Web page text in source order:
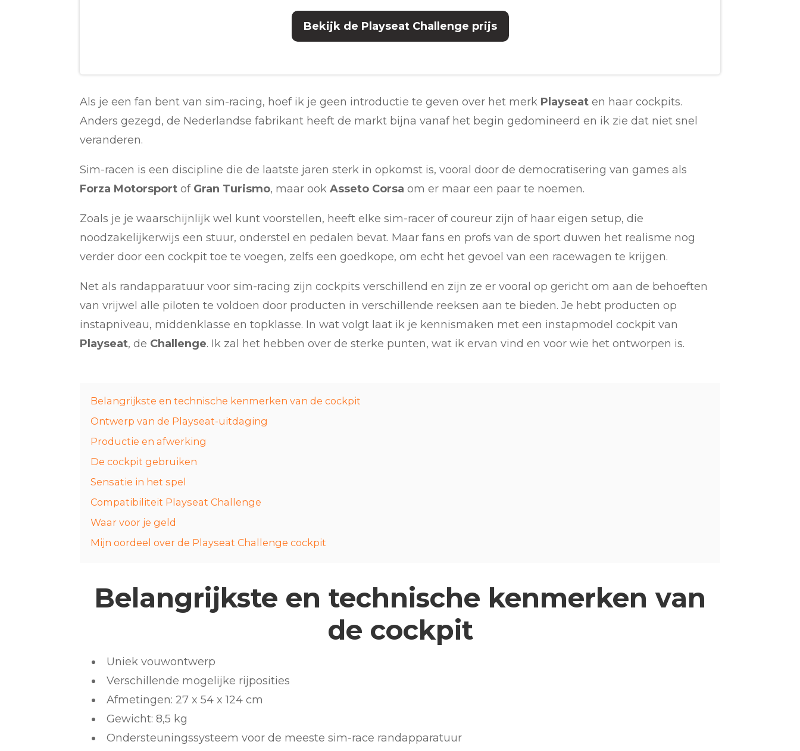
Bekijk de Playseat Challenge prijs
Als je een fan bent van sim-racing, hoef ik je geen introductie te geven over het merk Playseaten haar cockpits.
Anders gezegd, de Nederlandse fabrikant heeft de markt bijna vanaf het begin gedomineerd en ik zie dat niet snel
veranderen.
Sim-racen is een discipline die de laatste jaren sterk in opkomst is, vooral door de democratisering van games als
Forza Motorsport of Gran Turismo, maar ookAsseto Corsa om er maar een paar te noemen.
Zoals je je waarschijnlijk wel kunt voorstellen, heeft elke sim-racer of coureur zijn of haar eigen setup, die
noodzakelijkerwijs een stuur, onderstel en pedalen bevat. Maar fans en profs van de sport duwen het realisme nog
verder door een cockpit toe te voegen, zelfs een goedkope, om echt het gevoel van een racewagen te krijgen.
Net als randapparatuur voor sim-racing zijn cockpits verschillend en zijn ze er vooral op gericht om aan de behoeften
van vrijwel alle piloten te voldoen door producten in verschillende reeksen aan te bieden. Je hebt producten op
instapniveau, middenklasse en topklasse. In wat volgt laat ik je kennismaken met een instapmodel cockpit van
Playseat, de Challenge. Ik zal het hebben over de sterke punten, wat ik ervan vind en voor wie het ontworpen is.
Belangrijkste en technische kenmerken van de cockpit
Ontwerp van de Playseat-uitdaging
Productie en afwerking
De cockpit gebruiken
Sensatie in het spel
Compatibiliteit Playseat Challenge
Waar voor je geld
Mijn oordeel over de Playseat Challenge cockpit
Belangrijkste en technische kenmerken van
de cockpit
Uniek vouwontwerp
Verschillende mogelijke rijposities
Afmetingen: 27 x 54 x 124 cm
Gewicht: 8,5 kg
Ondersteuningssysteem voor de meeste sim-race randapparatuur